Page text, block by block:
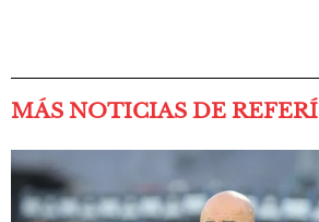
MÁS NOTICIAS DE REFERÍ